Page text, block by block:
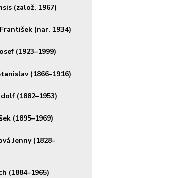
(založ. 1967)
(nar. 1934)
(1923–1999)
(1866–1916)
(1882–1953)
(1895–1969)
Jenny (1828–
(1884–1965)